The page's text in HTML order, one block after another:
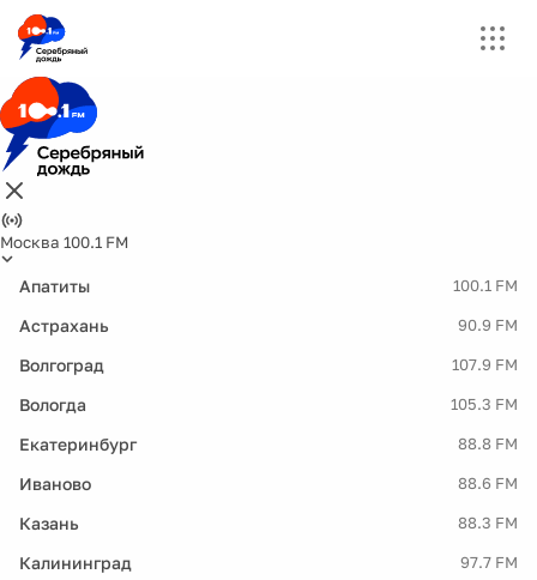
Москва 100.1 FM
Апатиты 100.1 FM
Астрахань 90.9 FM
Волгоград 107.9 FM
Вологда 105.3 FM
Екатеринбург 88.8 FM
Иваново 88.6 FM
Казань 88.3 FM
Калининград 97.7 FM